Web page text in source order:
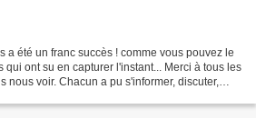
a été un franc succès ! comme vous pouvez le
qui ont su en capturer l'instant... Merci à tous les
nous voir. Chacun a pu s'informer, discuter,